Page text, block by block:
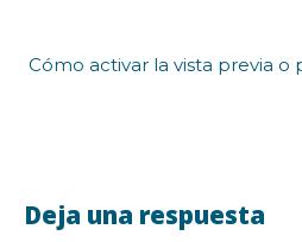
Cómo activar la vista previa o
Deja una respuesta